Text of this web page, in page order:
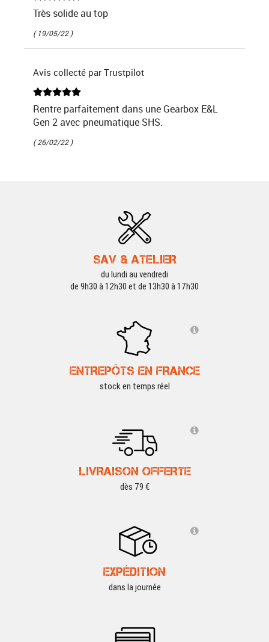
Très solide au top
( 19/05/22 )
Avis collecté par Trustpilot
Rentre parfaitement dans une Gearbox E&L
Gen 2 avec pneumatique SHS.
( 26/02/22 )
SAV & ATELIER
du lundi au vendredi
de 9h30 à 12h30 et de 13h30 à 17h30
ENTREPÔTS EN FRANCE
stock en temps réel
LIVRAISON OFFERTE
dès 79 €
EXPÉDITION
dans la journée